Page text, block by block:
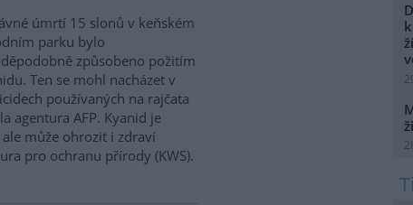
úmrtí 15 slonů v keňském
parku bylo
způsobeno požitím
Ten se mohl nacházet v
používaných na rajčata
agentura AFP. Kyanid je
může ohrozit i zdraví
pro ochranu přírody (KWS).